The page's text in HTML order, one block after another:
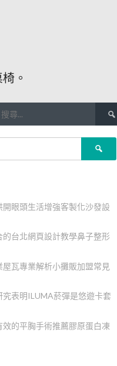
。
尋
關
鍵
開眼頭生活增強客製化沙發設
的台北網頁設計教學鼻子整形
瓦專業解析小攤販加盟常見
究表明ILUMA菸彈是悠遊卡套
效的平胸手術推薦膠原蛋白凍